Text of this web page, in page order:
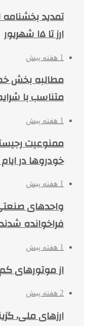
تمدید بخشنامه
ارز تا ۱۵ شهریور
1 هفته پیش
مطالبه بخش
متناسب با
1 هفته پیش
ممنوعیت
خودروها در
1 هفته پیش
واحدهای صنعتی
فراخوانده
1 هفته پیش
از موتورهای
2 هفته پیش
ارزهای ملی،